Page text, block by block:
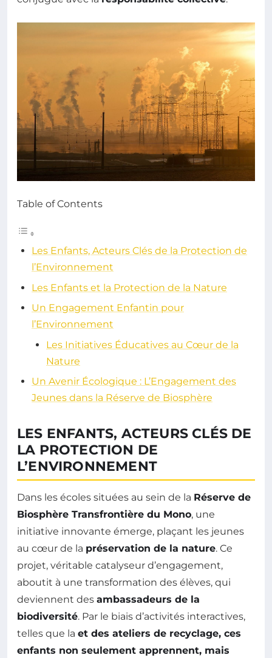
Table of Contents
Les Enfants, Acteurs Clés de la Protection de
l’Environnement
Les Enfants et la Protection de la Nature
Un Engagement Enfantin pour
l’Environnement
Les Initiatives Éducatives au Cœur de la
Nature
Un Avenir Écologique : L’Engagement des
Jeunes dans la Réserve de Biosphère
LES ENFANTS, ACTEURS CLÉS DE
LA PROTECTION DE
L’ENVIRONNEMENT
Dans les écoles situées au sein de la Réserve de
Biosphère Transfrontière du Mono, une
initiative innovante émerge, plaçant les jeunes
au cœur de la préservation de la nature. Ce
projet, véritable catalyseur d’engagement,
aboutit à une transformation des élèves, qui
deviennent des ambassadeurs de la
biodiversité. Par le biais d’activités interactives,
telles que la et des ateliers de recyclage, ces
enfants non seulement apprennent, mais